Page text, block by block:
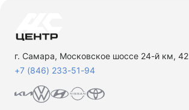
г. Самара, Московское шоссе 24-й км, 42
+7 (846) 233-51-94